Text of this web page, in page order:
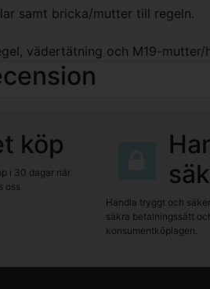
samt bricka/mutter till regeln.
vädertätning och M19-
köp
i 30 dagar när
oss
Handla tryggt och
säkra betalningssätt
konsumentköplagen.